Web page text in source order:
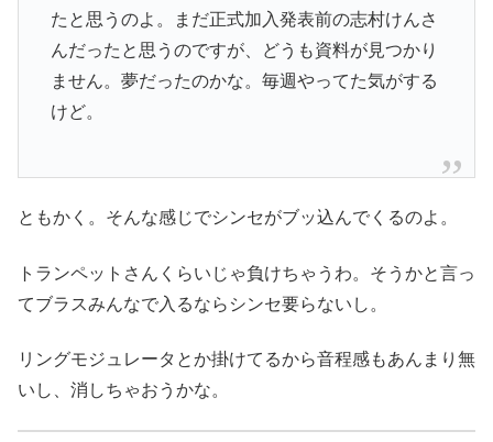
たと思うのよ。まだ正式加入発表前の志村けんさ
んだったと思うのですが、どうも資料が見つかり
ません。夢だったのかな。毎週やってた気がする
けど。
ともかく。そんな感じでシンセがブッ込んでくるのよ。
トランペットさんくらいじゃ負けちゃうわ。そうかと言っ
てブラスみんなで入るならシンセ要らないし。
リングモジュレータとか掛けてるから音程感もあんまり無
いし、消しちゃおうかな。